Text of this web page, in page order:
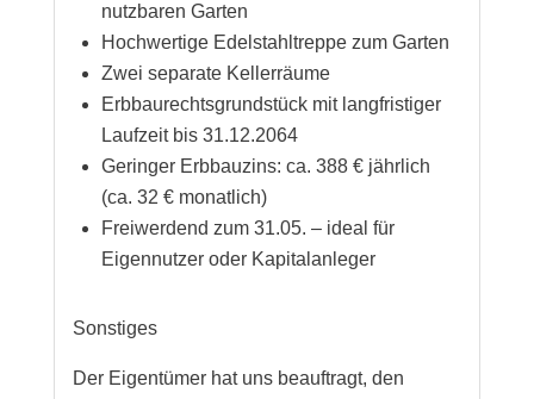
nutzbaren Garten
Hochwertige Edelstahltreppe zum Garten
Zwei separate Kellerräume
Erbbaurechtsgrundstück mit langfristiger
Laufzeit bis 31.12.2064
Geringer Erbbauzins: ca. 388 € jährlich
(ca. 32 € monatlich)
Freiwerdend zum 31.05. – ideal für
Eigennutzer oder Kapitalanleger
Sonstiges
Der Eigentümer hat uns beauftragt, den